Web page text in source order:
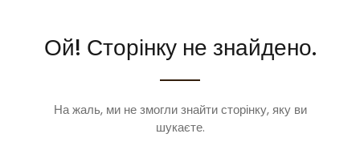
Ой! Сторінку не знайдено.
На жаль, ми не змогли знайти сторінку, яку ви
шукаєте.